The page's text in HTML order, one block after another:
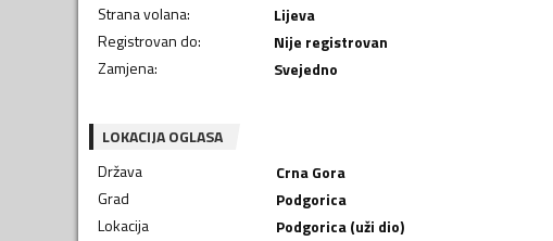
Strana volana:
Lijeva
Registrovan do:
Nije registrovan
Zamjena: Svejedno
LOKACIJA OGLASA
Država
Crna Gora
Grad
Podgorica
Lokacija
Podgorica (uži dio)